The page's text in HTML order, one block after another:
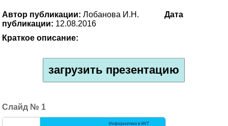
Автор публикации: Лобанова И.Н.
Дата
публикации: 12.08.2016
Краткое описание:
загрузить презентацию
1